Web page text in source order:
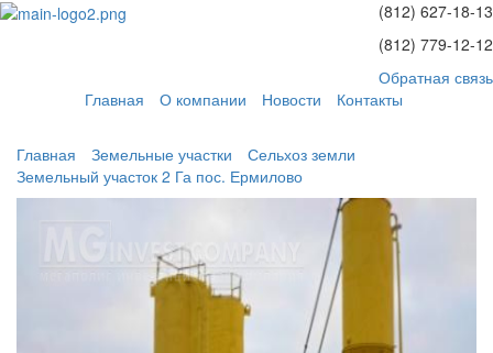
(812) 627-18-13
(812) 779-12-12
Обратная связь
Главная
О компании Новости Контакты
Главная Земельные участки
Сельхоз земли
Земельный участок 2 Га пос. Ермилово